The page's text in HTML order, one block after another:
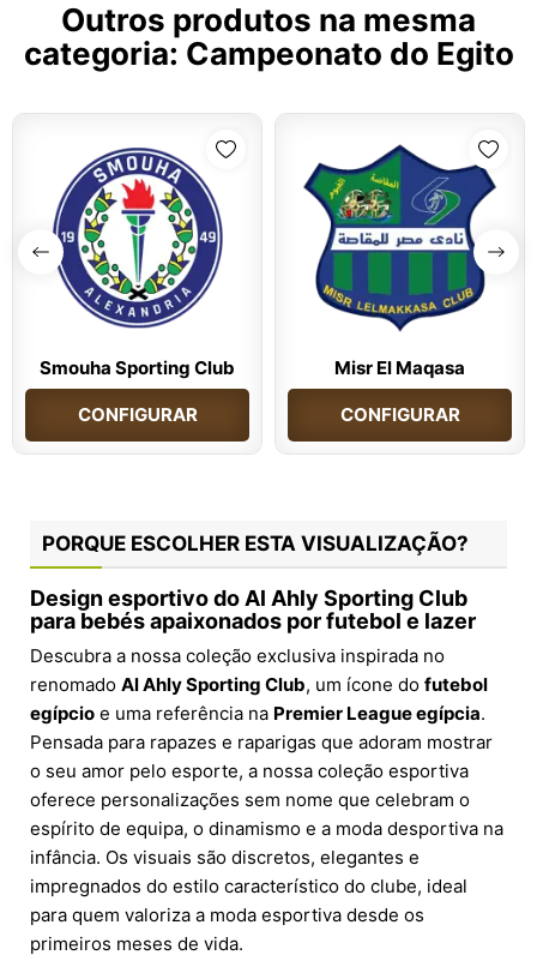
Outros produtos na mesma
categoria: Campeonato do Egito
Smouha Sporting Club
CONFIGURAR
Misr El Maqasa
CONFIGURAR
PORQUE ESCOLHER ESTA VISUALIZAÇÃO?
Design esportivo do Al Ahly Sporting Club
para bebés apaixonados por futebol e lazer
Descubra a nossa coleção exclusiva inspirada no
renomado Al Ahly Sporting Club, um ícone do futebol
egípcio e uma referência na Premier League egípcia.
Pensada para rapazes e raparigas que adoram mostrar
o seu amor pelo esporte, a nossa coleção esportiva
oferece personalizações sem nome que celebram o
espírito de equipa, o dinamismo e a moda desportiva na
infância. Os visuais são discretos, elegantes e
impregnados do estilo característico do clube, ideal
para quem valoriza a moda esportiva desde os
primeiros meses de vida.